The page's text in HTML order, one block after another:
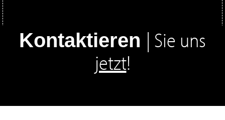
Kontaktieren | Sie uns
jetzt!